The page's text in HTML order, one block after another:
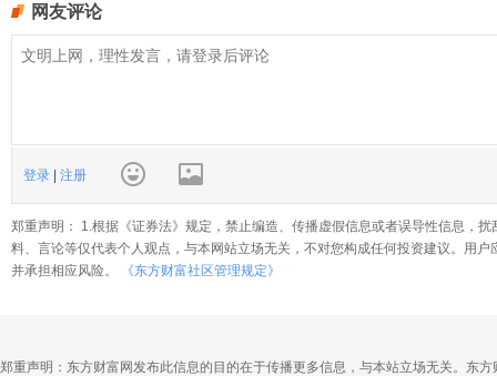
网友评论
登录 | 注册
郑重声明： 1.根据《证券法》规定，禁止编造、传播虚假信息或者误导性信息，
料、言论等仅代表个人观点，与本网站立场无关，不对您构成任何投资建议。用
并承担相应风险。
《东方财富社区管理规定》
郑重声明：东方财富网发布此信息的目的在于传播更多信息，与本站立场无关。东